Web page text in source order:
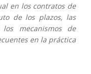
en los contratos de
de los plazos, las
los mecanismos de
en la práctica